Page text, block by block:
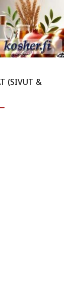
(SIVUT &